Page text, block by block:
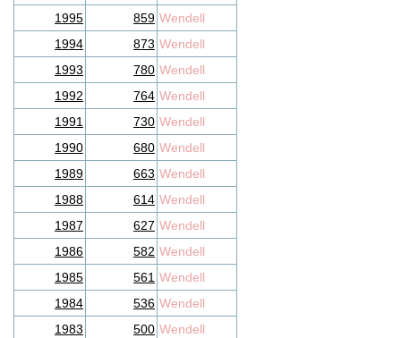
1995
859 Wendell
1994
873 Wendell
1993
780 Wendell
1992
764 Wendell
1991
730 Wendell
1990
680 Wendell
1989
663 Wendell
1988
614 Wendell
1987
627 Wendell
1986
582 Wendell
1985
561 Wendell
1984
536 Wendell
1983
500 Wendell